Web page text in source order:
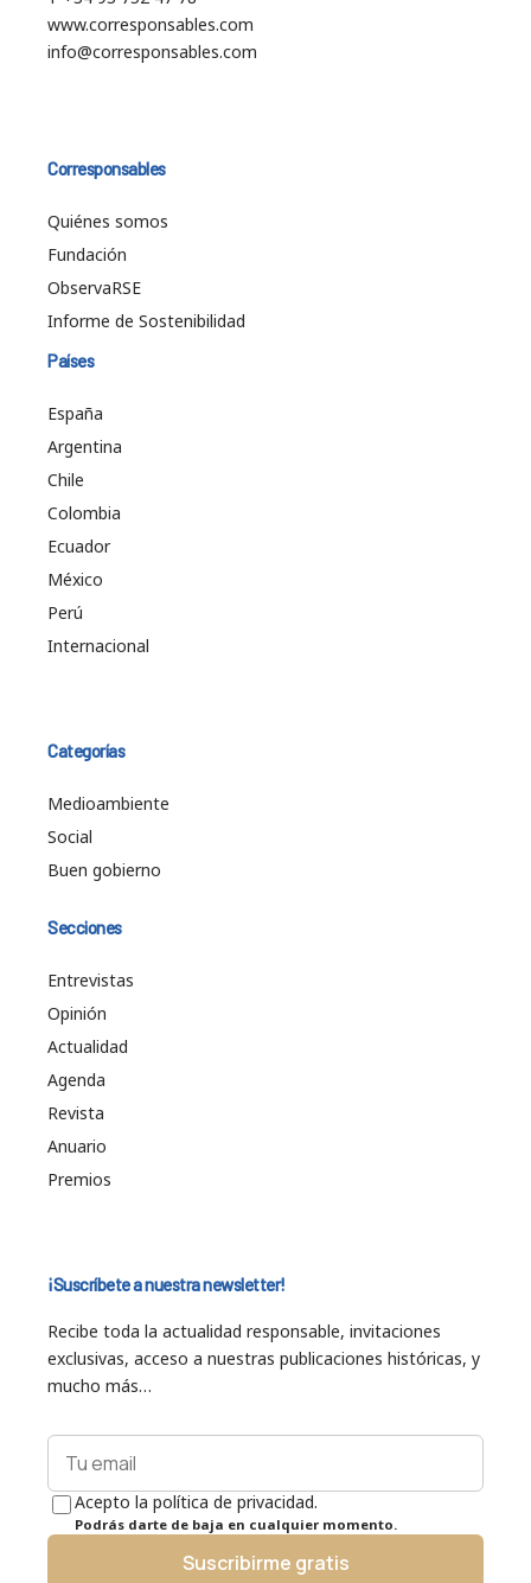
www.corresponsables.com
info@corresponsables.com
Corresponsables
Quiénes somos
Fundación
ObservaRSE
Informe de Sostenibilidad
Países
España
Argentina
Chile
Colombia
Ecuador
México
Perú
Internacional
Categorías
Medioambiente
Social
Buen gobierno
Secciones
Entrevistas
Opinión
Actualidad
Agenda
Revista
Anuario
Premios
¡Suscríbete a nuestra newsletter!
Recibe toda la actualidad responsable, invitaciones
exclusivas, acceso a nuestras publicaciones históricas, y
mucho más…
Acepto la política de privacidad.
Podrás darte de baja en cualquier momento.
Suscribirme gratis